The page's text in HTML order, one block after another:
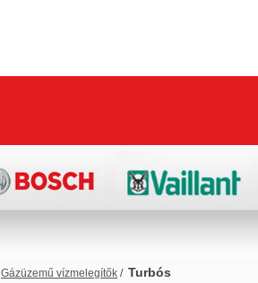
Gázüzemű vízmelegítők / Turbós